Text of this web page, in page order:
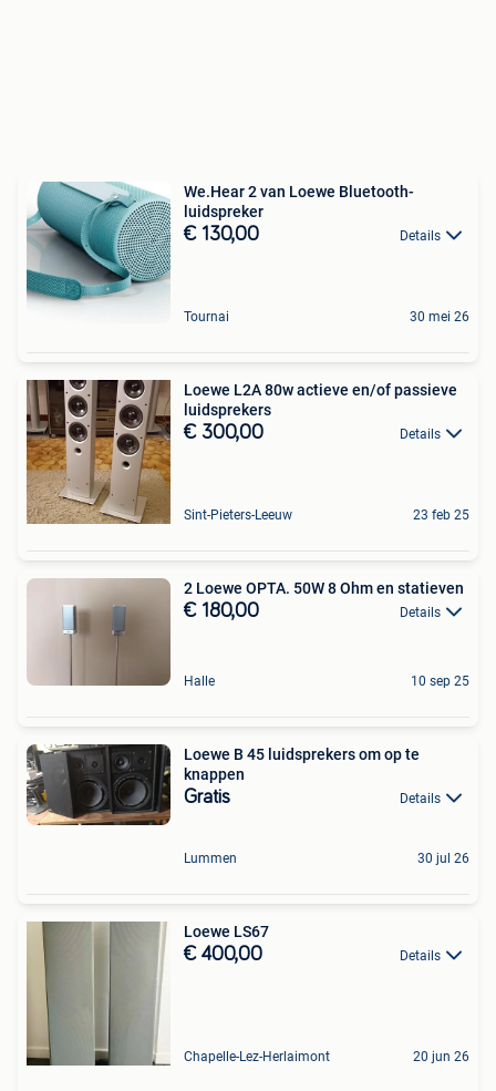
We.Hear 2 van Loewe Bluetooth-
luidspreker
€ 130,00 Details
Tournai 30 mei 26
Loewe L2A 80w actieve en/of passieve
luidsprekers
€ 300,00 Details
Sint-Pieters-Leeuw 23 feb 25
2 Loewe OPTA. 50W 8 Ohm en statieven
€ 180,00 Details
Halle 10 sep 25
Loewe B 45 luidsprekers om op te
knappen
Gratis Details
Lummen 30 jul 26
Loewe LS67
€ 400,00 Details
Chapelle-Lez-Herlaimont 20 jun 26